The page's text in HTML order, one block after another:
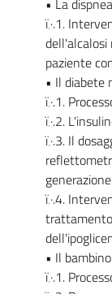
• La
ï‚·.1.
dell'alcalosi
paziente
• Il diabete
ï‚·.1.
ï‚·.2.
ï‚·.3. Il
generazione
ï‚·.4.
trattamento
• Il
ï‚·.1.